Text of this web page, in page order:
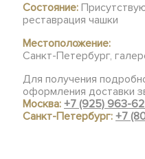
Состояние:
реставрация чашки
Местоположение:
Санкт-Петербург,
Для получения
оформления доставки
Москва:+7 (925) 963-
Санкт-Петербург:+7